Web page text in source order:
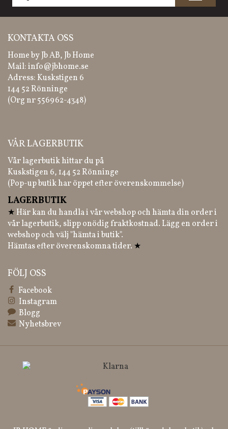
KONTAKTA OSS
Home by Jb AB, Jb Home
Mail:info@jbhome.se
Adress: Kuskstigen 6
144 52 Rönninge
(Org nr 556962-4348)
VÅR LAGERBUTIK
Vår lagerbutik hittar du på
Kuskstigen 6, 144 52 Rönninge
(Pop-up butik har öppet efter överenskommelse)
LAGERBUTIK
★ Här kan du handla i vår webshop och hämta din order i
vår lagerbutik, slipp onödig fraktkostnad. Lägg en order i
webshop och välj "hämta i butik".
Hämtas efter överenskomna tider. ★
FÖLJ OSS
Facebook
Instagram
Blogg
Nyhetsbrev